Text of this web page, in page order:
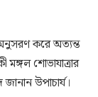
অনুসরণ করে অত্যন্ত
মঙ্গল শোভাযাত্রার
উপাচার্য।